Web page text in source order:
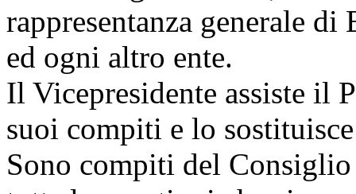
rappresentanza generale
ed ogni altro ente.
Il Vicepresidente assiste il
suoi compiti e lo
Sono compiti del